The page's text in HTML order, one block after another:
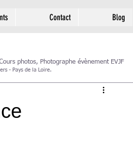
Contact Blog
photos, Photographe évènement EVJF
- Pays de la Loire.